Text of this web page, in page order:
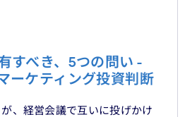
すべき、5つの問い -
ーケティング投資判断
、経営会議で互いに投げかけ